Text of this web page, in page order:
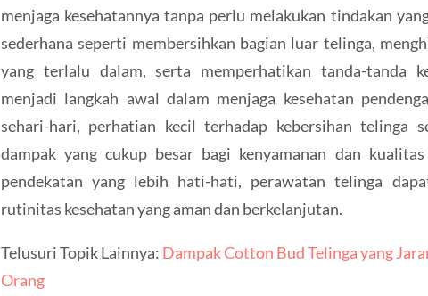
menjaga kesehatannya tanpa perlu melakukan tindakan
sederhana seperti membersihkan bagian luar telinga,
yang terlalu dalam, serta memperhatikan tanda-tanda
menjadi langkah awal dalam menjaga kesehatan
sehari-hari, perhatian kecil terhadap kebersihan telinga
dampak yang cukup besar bagi kenyamanan dan kualitas
pendekatan yang lebih hati-hati, perawatan telinga
rutinitas kesehatan yang aman dan berkelanjutan.
Telusuri Topik Lainnya: Dampak Cotton Bud Telinga yang
Orang